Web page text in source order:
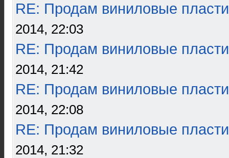
RE: Продам виниловые
2014, 22:03
RE: Продам виниловые
2014, 21:42
RE: Продам виниловые
2014, 22:08
RE: Продам виниловые
2014, 21:32